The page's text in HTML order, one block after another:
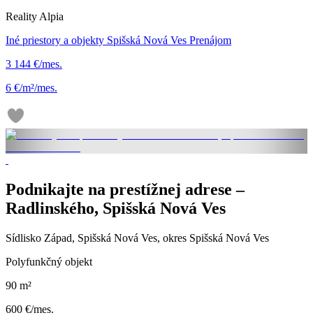
Reality Alpia
Iné priestory a objekty Spišská Nová Ves Prenájom
3 144 €/mes.
6 €/m²/mes.
Podnikajte na prestížnej adrese –
Radlinského, Spišská Nová Ves
Sídlisko Západ, Spišská Nová Ves, okres Spišská Nová Ves
Polyfunkčný objekt
90 m²
600 €/mes.